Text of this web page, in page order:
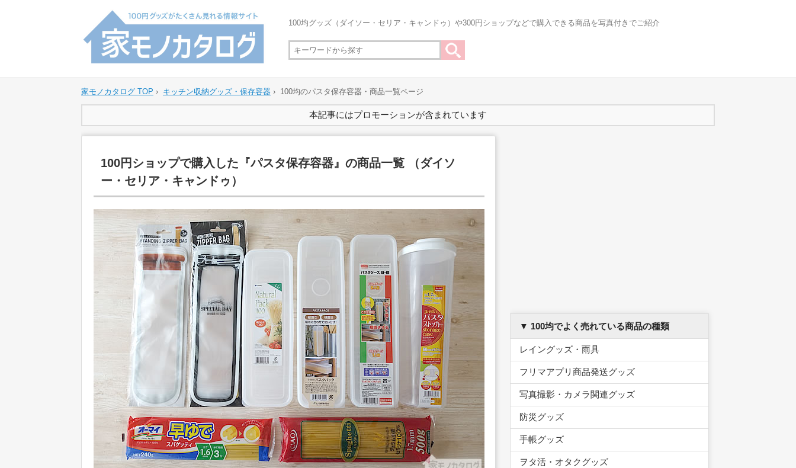
100均グッズ（ダイソー・セリア・キャンドゥ）や300円ショップなどで購入できる商品を写真付きでご紹介
家モノカタログ TOP › キッチン収納グッズ・保存容器 › 100均のパスタ保存容器・商品一覧ページ
本記事にはプロモーションが含まれています
100円ショップで購入した『パスタ保存容器』の商品一覧 （ダイソ
ー・セリア・キャンドゥ）
▼ 100均でよく売れている商品の種類
レイングッズ・雨具
フリマアプリ商品発送グッズ
写真撮影・カメラ関連グッズ
防災グッズ
手帳グッズ
ヲタ活・オタクグッズ